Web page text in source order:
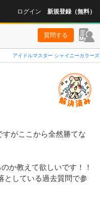
ログイン 新規登録（無料）
質問する
アイドルマスター シャイニーカラーズ
がここから全然勝てな
か教えて欲しいです！！
としている過去質問で参